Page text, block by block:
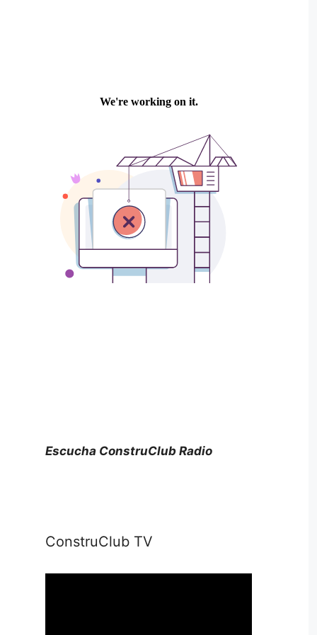
Escucha ConstruClub Radio
ConstruClub TV